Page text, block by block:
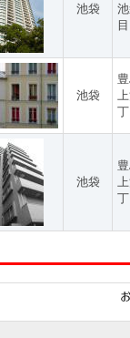
池袋
目
池袋
池袋